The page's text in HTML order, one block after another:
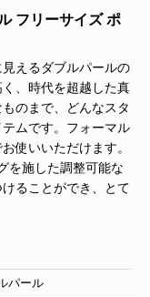
フリーサイズ ポ
えるダブルパールの
、時代を超越した真
のまで、どんなスタ
ムです。フォーマル
使いいただけます。
を施した調整可能な
ることができ、とて
パール